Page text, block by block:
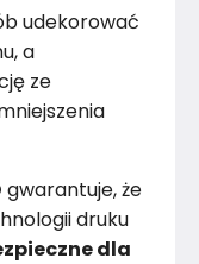
udekorować
a
ze
gwarantuje, że
druku
dla